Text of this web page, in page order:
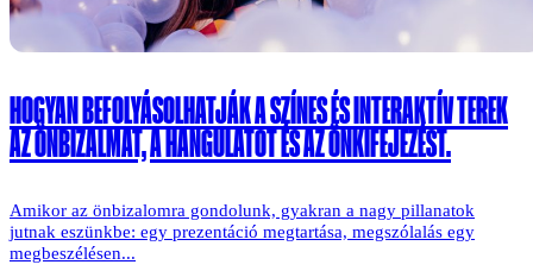
HOGYAN BEFOLYÁSOLHATJÁK A SZÍNES ÉS INTERAKTÍV TEREK
AZ ÖNBIZALMAT, A HANGULATOT ÉS AZ ÖNKIFEJEZÉST.
Amikor az önbizalomra gondolunk, gyakran a nagy pillanatok
jutnak eszünkbe: egy prezentáció megtartása, megszólalás egy
megbeszélésen...